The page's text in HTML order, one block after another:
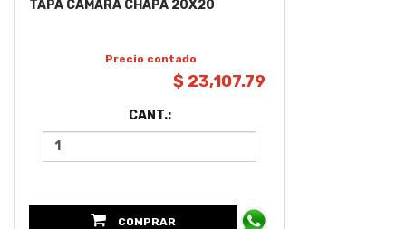
TAPA CAMARA CHAPA 20X20
Precio contado
$ 23,107.79
CANT.:
COMPRAR